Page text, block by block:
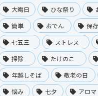
大晦日
ひな祭り
簡単
おでん 保存
七五三
ストレス
掃除
たけのこ
年越しそば
敬老の日
悩み
七夕 アロマ